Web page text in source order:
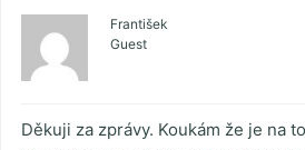
František
Guest
Děkuji za zprávy. Koukám že je na